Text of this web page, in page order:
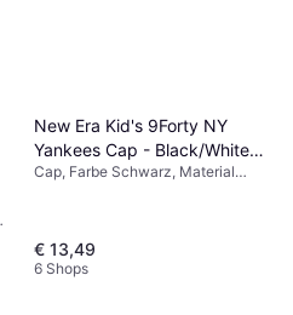
New Era Kid's 9Forty NY
Yankees Cap - Black/White
(88123198)
Cap, Farbe Schwarz, Material
€ 13,49
6 Shops